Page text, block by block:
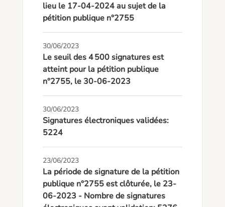
lieu le 17-04-2024 au sujet de la
pétition publique n°2755
30/06/2023
Le seuil des 4 500 signatures est
atteint pour la pétition publique
n°2755, le 30-06-2023
30/06/2023
Signatures électroniques validées:
5224
23/06/2023
La période de signature de la pétition
publique n°2755 est clôturée, le 23-
06-2023 - Nombre de signatures